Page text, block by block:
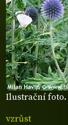
Ilustrační foto.
vzrůst